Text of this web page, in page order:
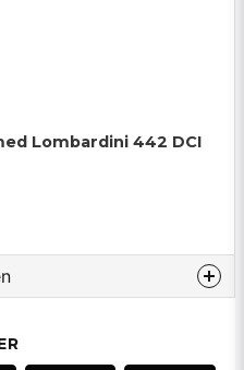
Lombardini 442 DCI